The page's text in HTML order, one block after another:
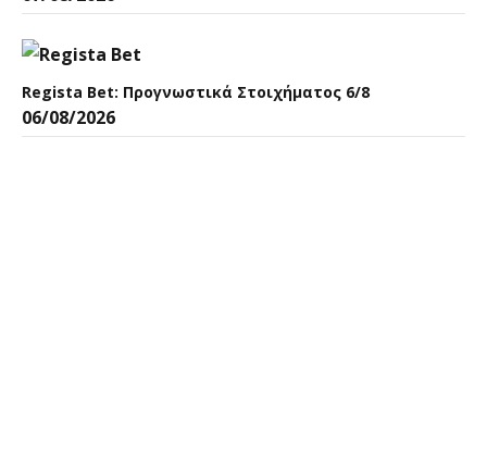
Regista Bet: Προγνωστικά Στοιχήματος 6/8
06/08/2026